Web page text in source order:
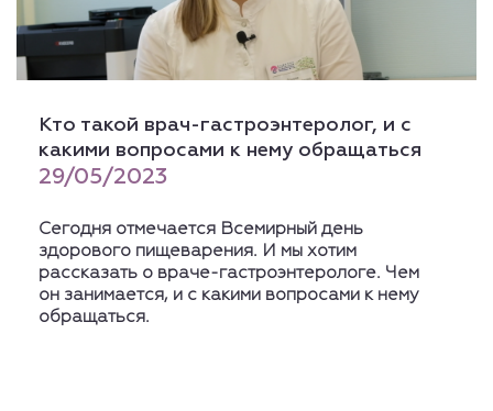
Кто такой врач-гастроэнтеролог, и с
какими вопросами к нему обращаться
29/05/2023
Сегодня отмечается Всемирный день
здорового пищеварения. И мы хотим
рассказать о враче-гастроэнтерологе. Чем
он занимается, и с какими вопросами к нему
обращаться.